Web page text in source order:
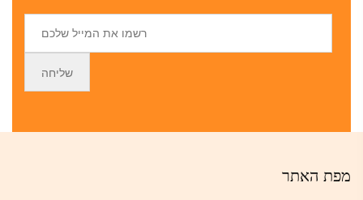
מפת האתר